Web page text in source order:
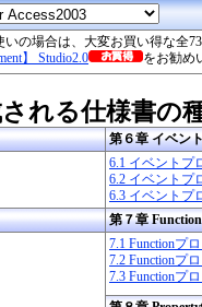
の場合は、大変お買い得な全
】 Studio2.0 をお勧め
される仕様書の
第６章 イベン
6.1 イベントプ
6.2 イベントプ
6.3 イベントプ
第７章
7.1 Functionプ
7.2 Functionプ
7.3 Functionプ